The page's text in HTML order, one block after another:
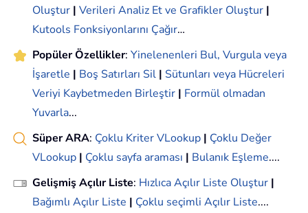
Oluştur | Verileri Analiz Et ve Grafikler Oluştur |
Kutools Fonksiyonlarını Çağır…
Popüler Özellikler: Yinelenenleri Bul, Vurgula veya
İşaretle | Boş Satırları Sil | Sütunları veya Hücreleri
Veriyi Kaybetmeden Birleştir | Formül olmadan
Yuvarla...
Süper ARA: Çoklu Kriter VLookup | Çoklu Değer
VLookup | Çoklu sayfa araması | Bulanık Eşleme....
Gelişmiş Açılır Liste: Hızlıca Açılır Liste Oluştur |
Bağımlı Açılır Liste | Çoklu seçimli Açılır Liste....